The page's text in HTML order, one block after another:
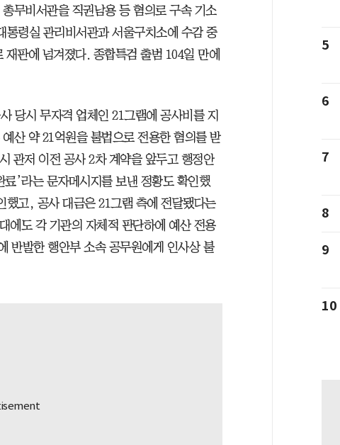
무비서관을 직권남용 등 혐의로 구속 기소
령실 관리비서관과 서울구치소에 수감 중
판에 넘겨졌다. 종합특검 출범 104일 만에
당시 무자격 업체인 21그램에 공사비를 지
산 약 21억원을 불법으로 전용한 혐의를 받
관저 이전 공사 2차 계약을 앞두고 행정안
’라는 문자메시지를 보낸 정황도 확인했
했고, 공사 대금은 21그램 측에 전달됐다는
에도 각 기관의 자체적 판단하에 예산 전용
반발한 행안부 소속 공무원에게 인사상 불
5
6
7
8
9
10